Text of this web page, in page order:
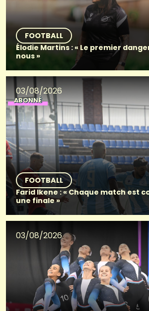
FOOTBALL
Élodie Martins : « Le premier
nous »
03/08/2026
ABONNÉ
FOOTBALL
Farid Ikene : « Chaque match est
une finale »
03/08/2026